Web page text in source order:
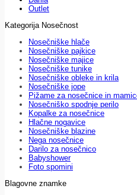
Outlet
Kategorija Nosečnost
Nosečniške hlače
Nosečniške pajkice
Nosečniške majice
Nosečniške tunike
Nosečniške obleke in krila
Nosečniške jope
Pižame za nosečnice in
Nosečniško spodnje perilo
Kopalke za nosečnice
Hlačne nogavice
Nosečniške blazine
Nega nosečnice
Darilo za nosečnico
Babyshower
Foto spomini
Blagovne znamke